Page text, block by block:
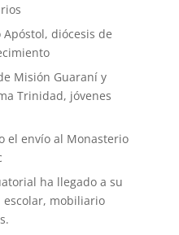
diócesis de
Misión Guaraní y
Trinidad, jóvenes
el envío al Monasterio
ha llegado a su
mobiliario